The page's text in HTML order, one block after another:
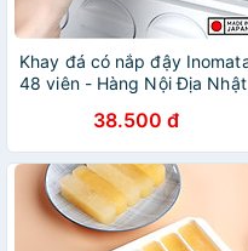
Khay đá có nắp đậy
48 viên - Hàng Nội Địa Nhật
38.500 đ